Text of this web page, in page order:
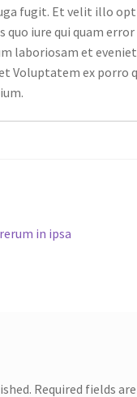
fugit. Et velit illo
quo iure qui quam
laboriosam et eveniet
Voluptatem ex porro
in ipsa
Required fields